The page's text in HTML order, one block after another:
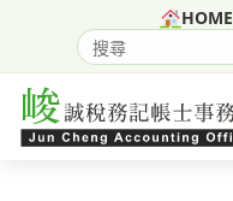
HOME
搜尋網站內容